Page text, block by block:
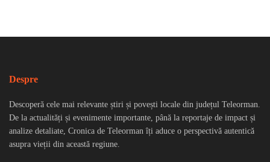
Despre
Descoperă cele mai relevante știri și povești locale din județul Teleorman.
De la actualități și evenimente importante, până la reportaje de impact și
analize detaliate, Cronica de Teleorman îți aduce o perspectivă autentică
asupra vieții din această regiune.